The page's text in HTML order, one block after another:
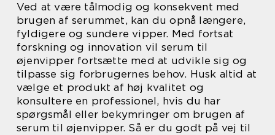
Ved at være tålmodig og konsekvent med
brugen af serummet, kan du opnå længere,
fyldigere og sundere vipper. Med fortsat
forskning og innovation vil serum til
øjenvipper fortsætte med at udvikle sig og
tilpasse sig forbrugernes behov. Husk altid at
vælge et produkt af høj kvalitet og
konsultere en professionel, hvis du har
spørgsmål eller bekymringer om brugen af
serum til øjenvipper. Så er du godt på vej til